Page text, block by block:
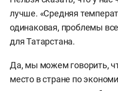
лучше. «Средняя
одинаковая, проблемы
для Татарстана.
Да, мы можем говорить,
место в стране по